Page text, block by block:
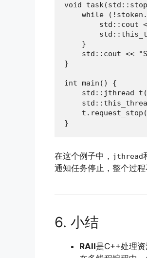
void
while
std::cout
    }
std::cout <<
}
int main() {
std::jthread
}
在这个例子中， jthread
通知任务停止，整个过
6. 小结
RAII是C++处理资